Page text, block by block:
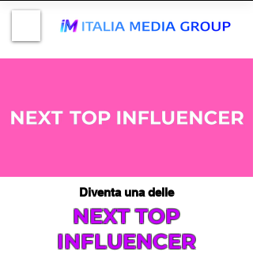
Diventa una delle
NEXT TOP
INFLUENCER